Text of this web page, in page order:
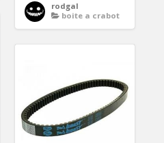
rodgal
boite a crabot